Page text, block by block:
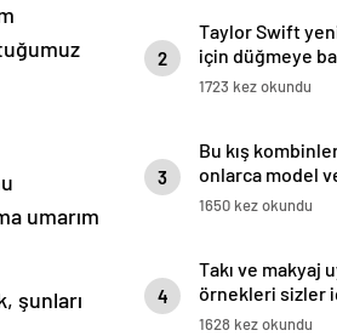
umarım
şunları
2
Taylor Swift
için düğmeye
medyadan
1723 kez okundu
3
Bu kış
onlarca model
1650 kez okundu
4
Takı ve makyaj
örnekleri sizler
1628 kez okundu